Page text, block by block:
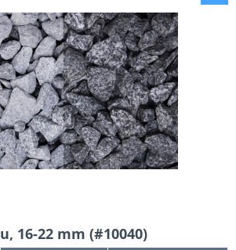
16-22 mm (#10040)